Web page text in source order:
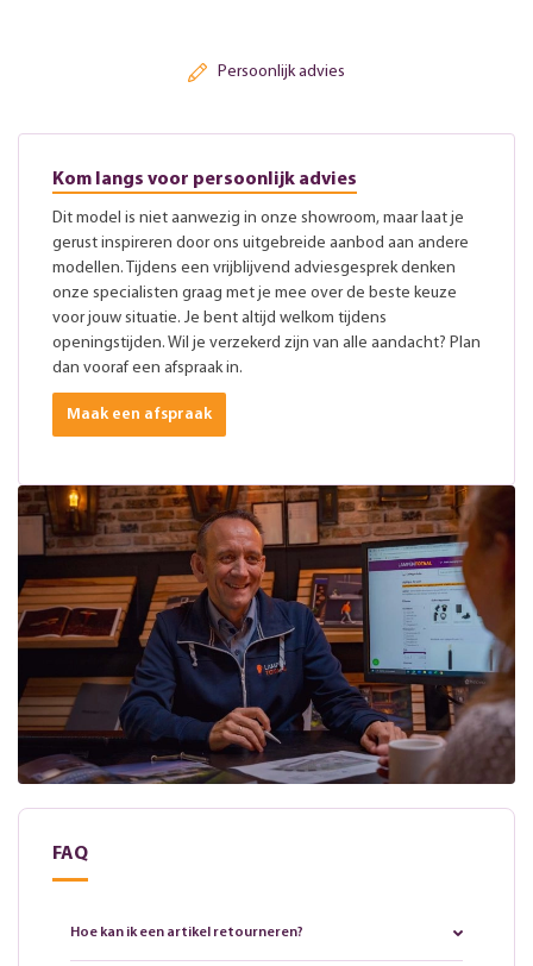
Persoonlijk advies
Kom langs voor persoonlijk advies
Dit model is niet aanwezig in onze showroom, maar laat je
gerust inspireren door ons uitgebreide aanbod aan andere
modellen. Tijdens een vrijblijvend adviesgesprek denken
onze specialisten graag met je mee over de beste keuze
voor jouw situatie. Je bent altijd welkom tijdens
openingstijden. Wil je verzekerd zijn van alle aandacht? Plan
dan vooraf een afspraak in.
Maak een afspraak
FAQ
Hoe kan ik een artikel retourneren?